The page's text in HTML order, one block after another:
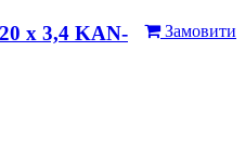
Замовити
х 3,4 KAN-